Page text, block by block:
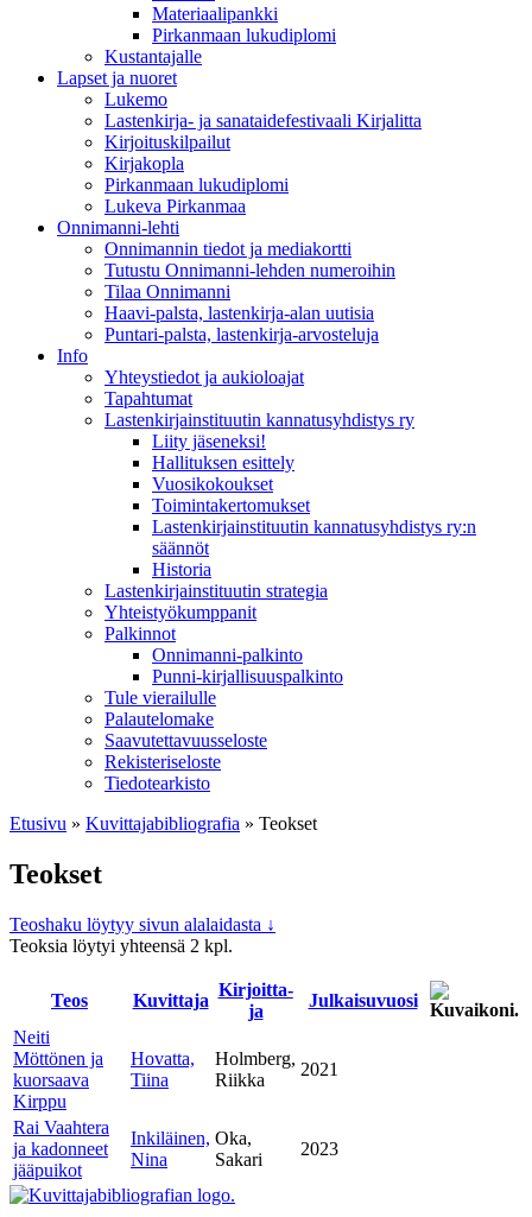
Materiaalipankki
Pirkanmaan lukudiplomi
Kustantajalle
Lapset ja nuoret
Lukemo
Lastenkirja- ja sanataidefestivaali Kirjalitta
Kirjoituskilpailut
Kirjakopla
Pirkanmaan lukudiplomi
Lukeva Pirkanmaa
Onnimanni-lehti
Onnimannin tiedot ja mediakortti
Tutustu Onnimanni-lehden numeroihin
Tilaa Onnimanni
Haavi-palsta, lastenkirja-alan uutisia
Puntari-palsta, lastenkirja-arvosteluja
Info
Yhteystiedot ja aukioloajat
Tapahtumat
Lastenkirjainstituutin kannatusyhdistys ry
Liity jäseneksi!
Hallituksen esittely
Vuosikokoukset
Toimintakertomukset
Lastenkirjainstituutin kannatusyhdistys ry:n
säännöt
Historia
Lastenkirjainstituutin strategia
Yhteistyökumppanit
Palkinnot
Onnimanni-palkinto
Punni-kirjallisuuspalkinto
Tule vierailulle
Palautelomake
Saavutettavuusseloste
Rekisteriseloste
Tiedotearkisto
Etusivu » Kuvittaja­bibliografia » Teokset
Teokset
Teoshaku löytyy sivun alalaidasta ↓
Teoksia löytyi yhteensä 2 kpl.
Teos Kuvitta­ja
Kirjoitta­
ja
Julkaisu­vuosi
Neiti
Möttönen ja
kuorsaava
Kirppu
Hovatta,
Tiina
Holmberg,
Riikka
2021
Rai Vaahtera
ja kadonneet
jääpuikot
Inkiläinen,
Nina
Oka,
Sakari
2023